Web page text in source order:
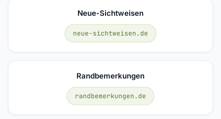
Neue-Sichtweisen
neue-sichtweisen.de
Randbemerkungen
randbemerkungen.de